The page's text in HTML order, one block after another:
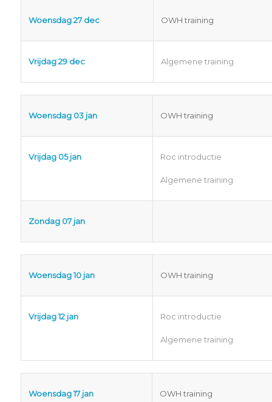
Woensdag 27 dec OWH training
Vrijdag 29 dec Algemene training
Woensdag 03 jan OWH training
Vrijdag 05 jan Roc introductie
Algemene training
Zondag 07 jan
Woensdag 10 jan OWH training
Vrijdag 12 jan Roc introductie
Algemene training
Woensdag 17 jan OWH training